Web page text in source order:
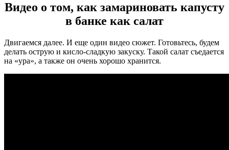
Видео о том, как замариновать капусту
в банке как салат
Двигаемся далее. И еще один видео сюжет. Готовьтесь, будем
делать острую и кисло-сладкую закуску. Такой салат съедается
на «ура», а также он очень хорошо хранится.